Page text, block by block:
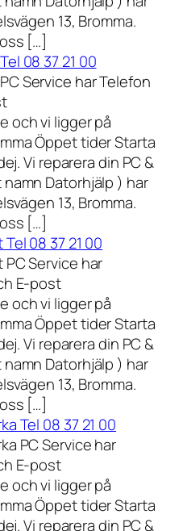
13, Bromma.
[…]
08 37 21 00
Service har Telefon
och vi ligger på
Öppet tider Starta
Vi reparera din PC &
Datorhjälp ) har
13, Bromma.
[…]
08 37 21 00
Service har
E-post
och vi ligger på
Öppet tider Starta
Vi reparera din PC &
Datorhjälp ) har
13, Bromma.
[…]
Tel 08 37 21 00
PC Service har
E-post
och vi ligger på
Öppet tider Starta
Vi reparera din PC &